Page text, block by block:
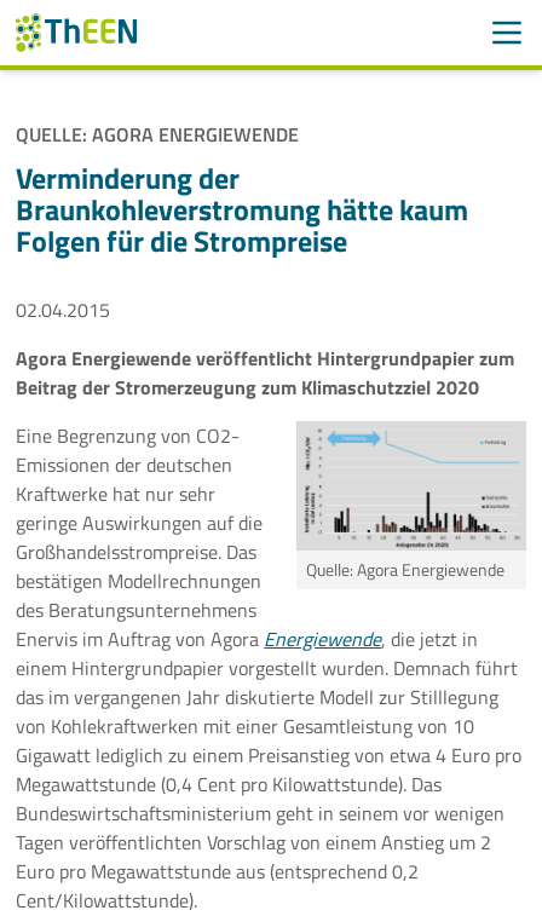
Navigation überspringen
ThEEN
Services
Aktivitäten
Veranstaltungen
Aktuelles
Meldungen
Pressemeldungen
Branchenmeldungen
Statements
Positionen
Jobs
Mediathek
QUELLE: AGORA ENERGIEWENDE
Verminderung der
Braunkohleverstromung hätte kaum
Folgen für die Strompreise
02.04.2015
Agora Energiewende veröffentlicht Hintergrundpapier zum
Beitrag der Stromerzeugung zum Klimaschutzziel 2020
Quelle: Agora Energiewende
Eine Begrenzung von CO2-
Emissionen der deutschen
Kraftwerke hat nur sehr
geringe Auswirkungen auf die
Großhandelsstrompreise. Das
bestätigen Modellrechnungen
des Beratungsunternehmens
Enervis im Auftrag von Agora Energiewende, die jetzt in
einem Hintergrundpapier vorgestellt wurden. Demnach führt
das im vergangenen Jahr diskutierte Modell zur Stilllegung
von Kohlekraftwerken mit einer Gesamtleistung von 10
Gigawatt lediglich zu einem Preisanstieg von etwa 4 Euro pro
Megawattstunde (0,4 Cent pro Kilowattstunde). Das
Bundeswirtschaftsministerium geht in seinem vor wenigen
Tagen veröffentlichten Vorschlag von einem Anstieg um 2
Euro pro Megawattstunde aus (entsprechend 0,2
Cent/Kilowattstunde).